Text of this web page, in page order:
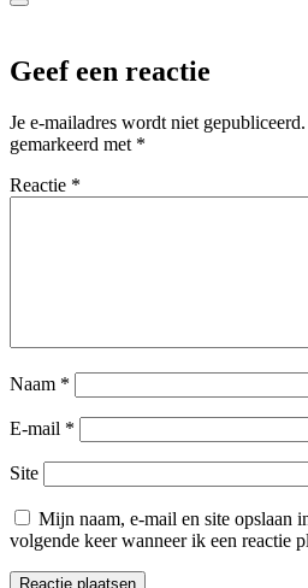
Geef een reactie
Je e-mailadres wordt niet gepubliceerd.
gemarkeerd met *
Reactie *
Naam *
E-mail *
Site
Mijn naam, e-mail en site opslaan
volgende keer wanneer ik een reactie